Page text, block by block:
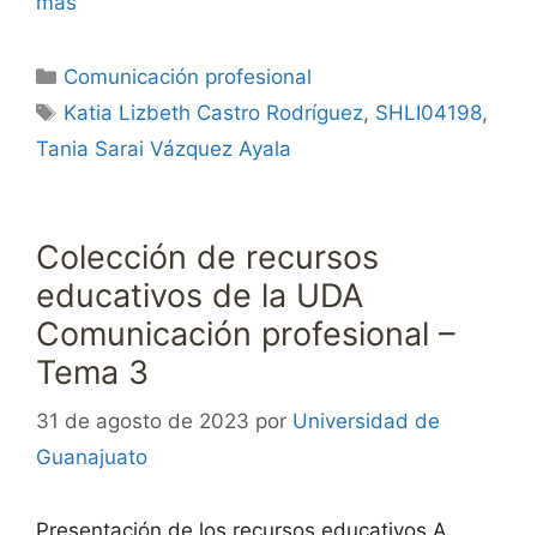
Categorías
Comunicación profesional
Etiquetas
Katia Lizbeth Castro Rodríguez, SHLI04198,
Tania Sarai Vázquez Ayala
Colección de recursos
educativos de la UDA
Comunicación profesional –
Tema 3
31 de agosto de 2023 por Universidad de
Guanajuato
Presentación de los recursos educativos A